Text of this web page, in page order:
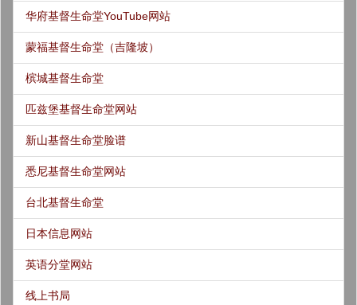
华府基督生命堂YouTube网站
蒙福基督生命堂（吉隆坡）
槟城基督生命堂
匹兹堡基督生命堂网站
新山基督生命堂脸谱
悉尼基督生命堂网站
台北基督生命堂
日本信息网站
英语分堂网站
线上书局